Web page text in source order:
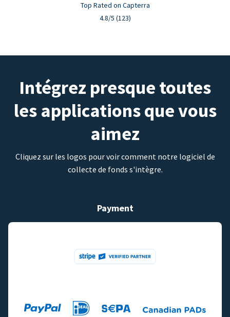
Top Rated on Capterra
4.8/5 (123)
Intégrez presque toutes
les applications que vous
aimez
Cliquez sur les logos pour voir comment notre logiciel de
collecte de fonds s'intègre.
Payment